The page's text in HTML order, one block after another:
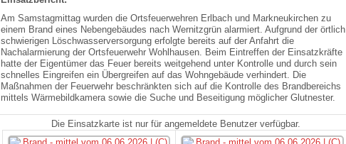
Am Samstagmittag wurden die Ortsfeuerwehren Erlbach und Markneukirchen zu
einem Brand eines Nebengebäudes nach Wernitzgrün alarmiert. Aufgrund der örtlich
schwierigen Löschwasserversorgung erfolgte bereits auf der Anfahrt die
Nachalarmierung der Ortsfeuerwehr Wohlhausen. Beim Eintreffen der Einsatzkräfte
hatte der Eigentümer das Feuer bereits weitgehend unter Kontrolle und durch sein
schnelles Eingreifen ein Übergreifen auf das Wohngebäude verhindert. Die
Maßnahmen der Feuerwehr beschränkten sich auf die Kontrolle des Brandbereichs
mittels Wärmebildkamera sowie die Suche und Beseitigung möglicher Glutnester.
Die Einsatzkarte ist nur für angemeldete Benutzer verfügbar.